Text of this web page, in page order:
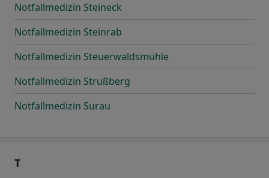
Notfallmedizin Steineck
Notfallmedizin Steinrab
Notfallmedizin Steuerwaldsmühle
Notfallmedizin Strußberg
Notfallmedizin Surau
T